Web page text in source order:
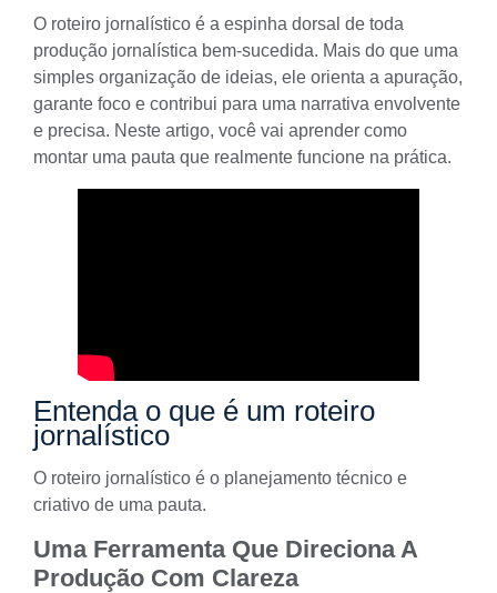
O roteiro jornalístico é a espinha dorsal de toda
produção jornalística bem-sucedida. Mais do que uma
simples organização de ideias, ele orienta a apuração,
garante foco e contribui para uma narrativa envolvente
e precisa. Neste artigo, você vai aprender como
montar uma pauta que realmente funcione na prática.
Entenda o que é um roteiro
jornalístico
O roteiro jornalístico é o planejamento técnico e
criativo de uma pauta.
Uma Ferramenta Que Direciona A
Produção Com Clareza